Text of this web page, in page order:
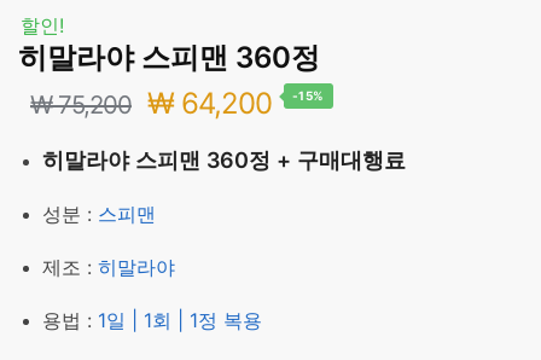
할인!
히말라야 스피맨 360정
₩75,200 원
래
₩ 75,200.
₩64,200현
재
-15%
히말라야 스피맨 360정 + 구매대행료
성분 : 스피맨
제조 : 히말라야
용법 : 1일 | 1회 | 1정 복용